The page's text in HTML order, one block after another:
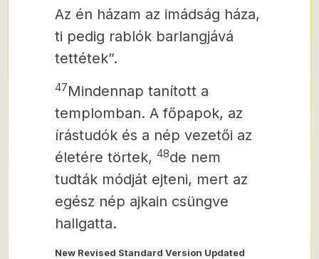
Az én házam az imádság háza,
ti pedig rablók barlangjává
tettétek”.
47Mindennap tanított a
templomban. A főpapok, az
írástudók és a nép vezetői az
életére törtek, 48de nem
tudták módját ejteni, mert az
egész nép ajkain csüngve
hallgatta.
New Revised Standard Version Updated